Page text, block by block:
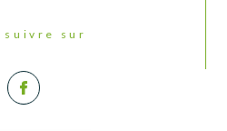
suivre sur